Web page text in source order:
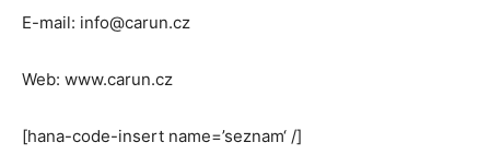
E-mail: info@carun.cz
Web: www.carun.cz
[hana-code-insert name=’seznam‘ /]